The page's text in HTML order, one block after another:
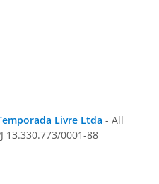
Livre Ltda - All
13.330.773/0001-88